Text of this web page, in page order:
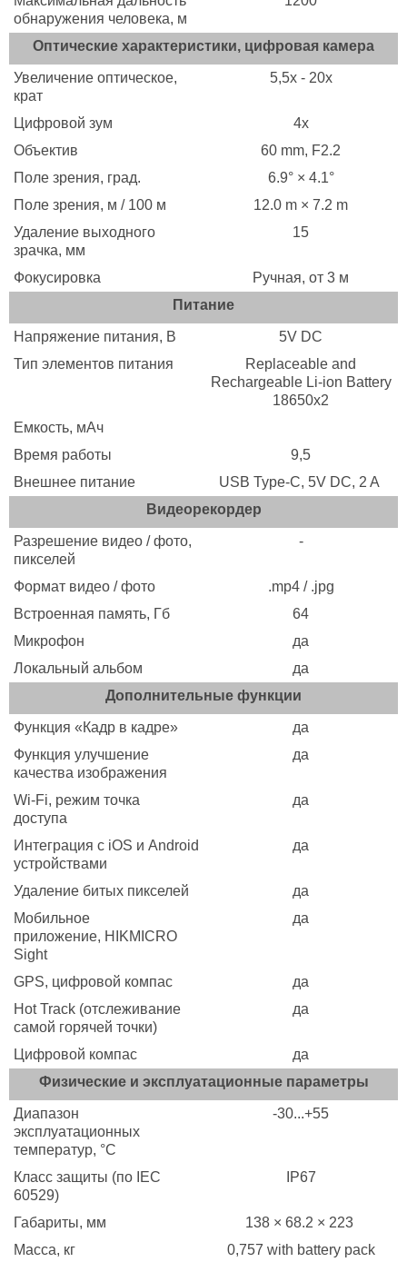
обнаружения человека, м
Оптические характеристики, цифровая камера
Увеличение оптическое,
крат
5,5х - 20х
Цифровой зум
4х
Объектив
60 mm, F2.2
Поле зрения, град.
6.9° × 4.1°
Поле зрения, м / 100 м
12.0 m × 7.2 m
Удаление выходного
зрачка, мм
15
Фокусировка
Ручная, от 3 м
Питание
Напряжение питания, B
5V DC
Тип элементов питания
Replaceable and
Rechargeable Li-ion Battery
18650х2
Емкость, мАч
Время работы
9,5
Внешнее питание
USB Type-C, 5V DC, 2 A
Видеорекордер
Разрешение видео / фото,
пикселей
-
Формат видео / фото
.mp4 / .jpg
Встроенная память, Гб
64
Микрофон
да
Локальный альбом
да
Дополнительные функции
Функция «Кадр в кадре»
да
Функция улучшение
качества изображения
да
Wi-Fi, режим точка
доступа
да
Интеграция с iOS и Android
устройствами
да
Удаление битых пикселей
да
Мобильное
приложение, HIKMICRO
Sight
да
GPS, цифровой компас
да
Hot Track (отслеживание
самой горячей точки)
да
Цифровой компас
да
Физические и эксплуатационные параметры
Диапазон
эксплуатационных
температур, °C
-30...+55
Класс защиты (по IEC
60529)
IP67
Габариты, мм
138 × 68.2 × 223
Масса, кг
0,757 with battery pack